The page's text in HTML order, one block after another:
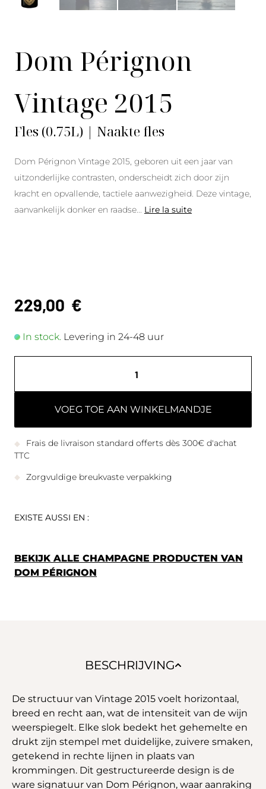
Dom Pérignon
Vintage 2015
Fles (0.75L) | Naakte fles
Dom Pérignon Vintage 2015, geboren uit een jaar van
uitzonderlijke contrasten, onderscheidt zich door zijn
kracht en opvallende, tactiele aanwezigheid. Deze vintage,
aanvankelijk donker en raadse
Lire la suite
229,00 €
In stock. Levering in 24-48 uur
VOEG TOE AAN WINKELMANDJE
Frais de livraison standard offerts dès 300€ d'achat
TTC
Zorgvuldige breukvaste verpakking
EXISTE AUSSI EN :
BEKIJK ALLE CHAMPAGNE PRODUCTEN VAN
DOM PÉRIGNON
BESCHRIJVING
De structuur van Vintage 2015 voelt horizontaal,
breed en recht aan, wat de intensiteit van de wijn
weerspiegelt. Elke slok bedekt het gehemelte en
drukt zijn stempel met duidelijke, zuivere smaken,
getekend in rechte lijnen in plaats van
krommingen. Dit gestructureerde design is de
ware signatuur van Dom Pérignon, waar aanraking